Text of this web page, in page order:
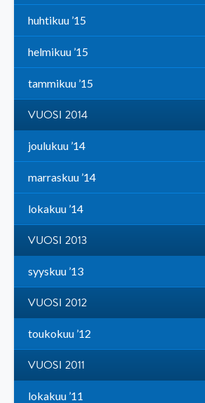
huhtikuu ’15
helmikuu ’15
tammikuu ’15
VUOSI 2014
joulukuu ’14
marraskuu ’14
lokakuu ’14
VUOSI 2013
syyskuu ’13
VUOSI 2012
toukokuu ’12
VUOSI 2011
lokakuu ’11